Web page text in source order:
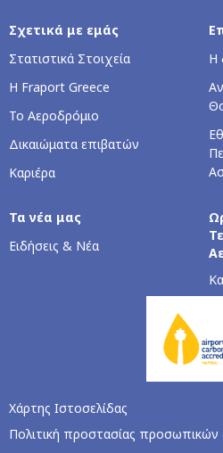
Σχετικά με εμάς
Στατιστικά Στοιχεία
Η Fraport Greece
Το Αεροδρόμιο
Δικαιώματα επιβατών
Καριέρα
Η
Τα νέα μας
Ειδήσεις & Νέα
Χάρτης Ιστοσελίδας
Πολιτική προστασίας